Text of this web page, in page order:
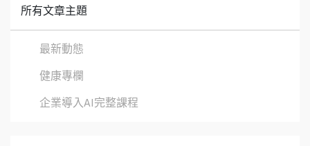
所有文章主題
最新動態
健康專欄
企業導入AI完整課程